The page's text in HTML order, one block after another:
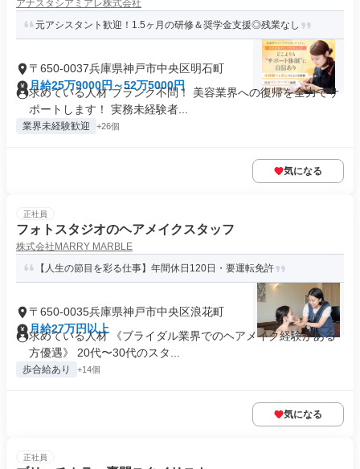
アナスタシアミアレ株式会社
元アシスタント歓迎！1.5ヶ月の研修＆奨学金支援◎残業なし
〒650-0037兵庫県神戸市中央区明石町
月給25万9000円～52万5000円
求めている人材 ブランク不問！ 美容業界への復帰を全力でサ
ポートします！ 実務未経験者...
業界未経験歓迎 +26個
気になる
正社員
フォトスタジオのヘアメイクスタッフ
株式会社MARRY MARBLE
【人生の節目を彩る仕事】年間休日120日・要運転免許
〒650-0035兵庫県神戸市中央区浪花町
月給27万円以上
求めている人材 《ブライダル業界でのヘアメイク経験がある
方優遇》 20代〜30代のスタ...
歩合給あり +14個
気になる
正社員